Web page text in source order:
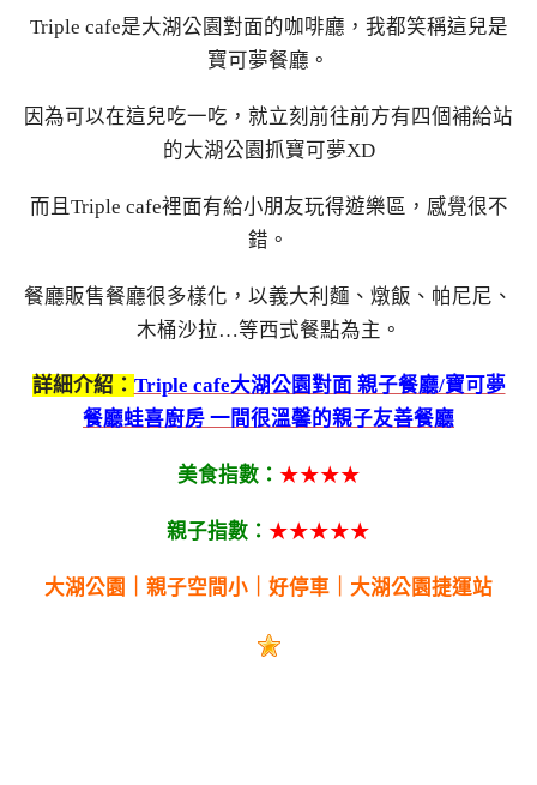
Triple cafe是大湖公園對面的咖啡廳，我都笑稱這兒是
寶可夢餐廳。
因為可以在這兒吃一吃，就立刻前往前方有四個補給站
的大湖公園抓寶可夢XD
而且Triple cafe裡面有給小朋友玩得遊樂區，感覺很不
錯。
餐廳販售餐廳很多樣化，以義大利麵、燉飯、帕尼尼、
木桶沙拉…等西式餐點為主。
詳細介紹： Triple cafe大湖公園對面 親子餐廳/寶可夢
餐廳蛙喜廚房 一間很溫馨的親子友善餐廳
美食指數： ★★★★
親子指數： ★★★★★
大湖公園｜親子空間小｜好停車｜大湖公園捷運站